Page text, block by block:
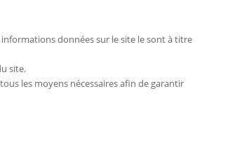
données sur le site le sont à titre
site.
les moyens nécessaires afin de garantir